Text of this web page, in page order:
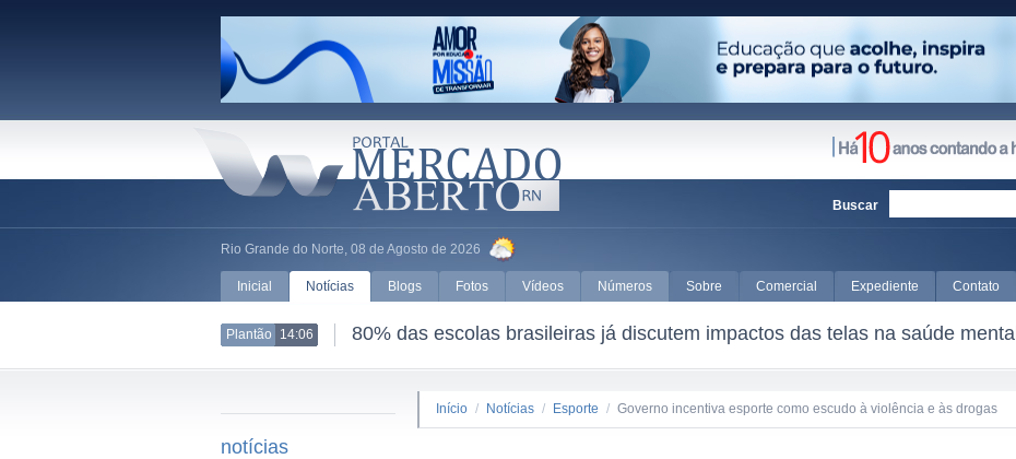
Rio Grande do Norte, 08 de Agosto de 2026
Buscar
Inicial Notícias Blogs Fotos Vídeos Números Sobre Comercial Expediente Contato
Plantão 14:06 80% das escolas brasileiras já discutem impactos das telas na saúde mental
notícias
Início / Notícias / Esporte / Governo incentiva esporte como escudo à violência e às drogas